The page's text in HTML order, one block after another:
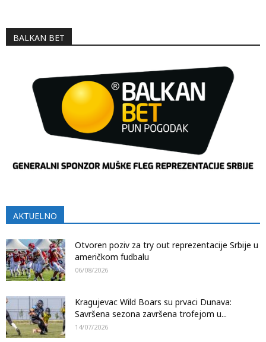
BALKAN BET
AKTUELNO
Otvoren poziv za try out reprezentacije Srbije u
američkom fudbalu
06/08/2026
Kragujevac Wild Boars su prvaci Dunava:
Savršena sezona završena trofejom u...
14/07/2026